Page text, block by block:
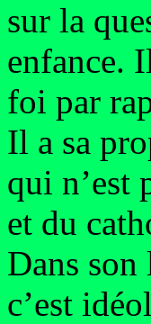
sur la
enfance.
foi par
Il a sa
qui n’est
et du
Dans
c’est